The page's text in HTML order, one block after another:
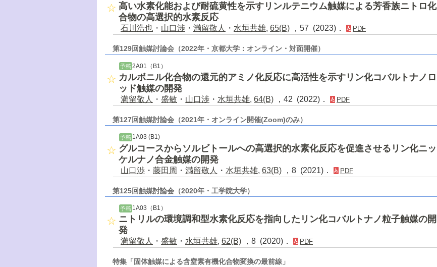
高い水素化能および耐硫黄性を示すリンルテニウム触媒による芳香族ニトロ化
合物の高選択的水素反応
石川浩也 ・ 山口渉 ・ 満留敬人 ・ 水垣共雄, 65(B) ，57 (2023)． PDF
第129回触媒討論会（2022年・京都大学：オンライン・対面開催）
予稿 2A01（B1）
カルボニル化合物の還元的アミノ化反応に高活性を示すリン化コバルトナノロ
ッド触媒の開発
満留敬人 ・ 盛敏 ・ 山口渉 ・ 水垣共雄, 64(B) ，42 (2022)． PDF
第127回触媒討論会（2021年・オンライン開催(Zoom)のみ）
予稿 1A03 (B1)
グルコースからソルビトールへの高選択的水素化反応を促進させるリン化ニッ
ケルナノ合金触媒の開発
山口渉 ・ 藤田周 ・ 満留敬人 ・ 水垣共雄, 63(B) ，8 (2021)． PDF
第125回触媒討論会（2020年・工学院大学）
予稿 1A03（B1）
ニトリルの環境調和型水素化反応を指向したリン化コバルトナノ粒子触媒の開
発
満留敬人 ・ 盛敏 ・ 水垣共雄, 62(B) ，8 (2020)． PDF
特集「固体触媒による含窒素有機化合物変換の最前線」